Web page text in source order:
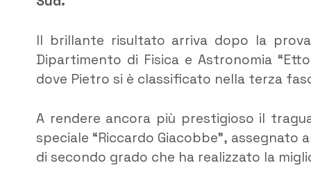
Il brillante risultato arriva dopo la
Dipartimento di Fisica e Astronomia
dove Pietro si è classificato nella terza
A rendere ancora più prestigioso il
speciale “Riccardo Giacobbe”,
di secondo grado che ha realizzato la